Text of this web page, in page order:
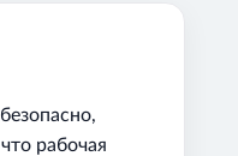
рабочая